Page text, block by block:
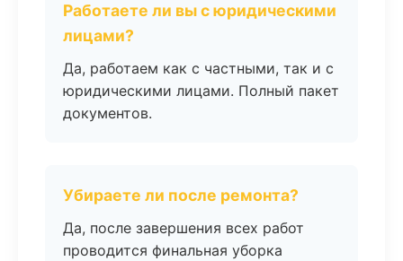
Работаете ли вы с юридическими
лицами?
Да, работаем как с частными, так и с
юридическими лицами. Полный пакет
документов.
Убираете ли после ремонта?
Да, после завершения всех работ
проводится финальная уборка